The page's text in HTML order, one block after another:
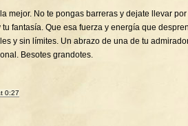
mejor. No te pongas barreras y dejate llevar por
fantasía. Que esa fuerza y energía que
y sin límites. Un abrazo de una de tu
Besotes grandotes.
0:27